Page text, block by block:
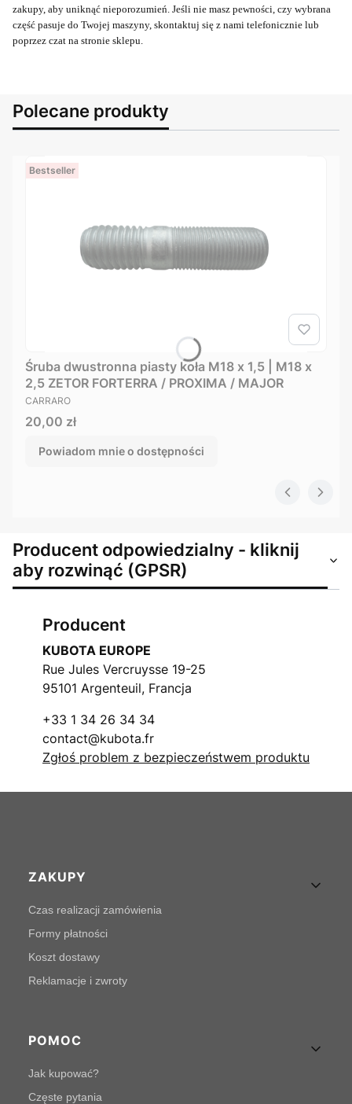
zakupy, aby uniknąć nieporozumień. Jeśli nie masz pewności, czy wybrana
część pasuje do Twojej maszyny, skontaktuj się z nami telefonicznie lub
poprzez czat na stronie sklepu.
Polecane produkty
Bestseller
Śruba dwustronna piasty koła M18 x 1,5 | M18 x
2,5 ZETOR FORTERRA / PROXIMA / MAJOR
PRODUCENT
CARRARO
Cena
20,00 zł
Powiadom mnie o dostępności
Producent odpowiedzialny - kliknij
aby rozwinąć (GPSR)
Producent
KUBOTA EUROPE
Rue Jules Vercruysse 19-25
95101 Argenteuil, Francja
+33 1 34 26 34 34
contact@kubota.fr
Zgłoś problem z bezpieczeństwem produktu
Linki w stopce
ZAKUPY
Czas realizacji zamówienia
Formy płatności
Koszt dostawy
Reklamacje i zwroty
POMOC
Jak kupować?
Częste pytania